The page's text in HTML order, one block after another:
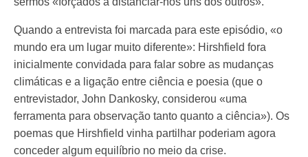
Quando a entrevista foi marcada para este episódio, «o
mundo era um lugar muito diferente»: Hirshfield fora
inicialmente convidada para falar sobre as mudanças
climáticas e a ligação entre ciência e poesia (que o
entrevistador, John Dankosky, considerou «uma
ferramenta para observação tanto quanto a ciência»). Os
poemas que Hirshfield vinha partilhar poderiam agora
conceder algum equilíbrio no meio da crise.